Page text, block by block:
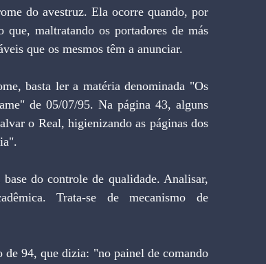
do avestruz. Ela ocorre quando, por
maltratando os portadores de más
que os mesmos têm a anunciar.
de 05/07/95. Na página 43, alguns
o Real, higienizando as páginas dos
do controle de qualidade. Analisar,
Trata-se de mecanismo de